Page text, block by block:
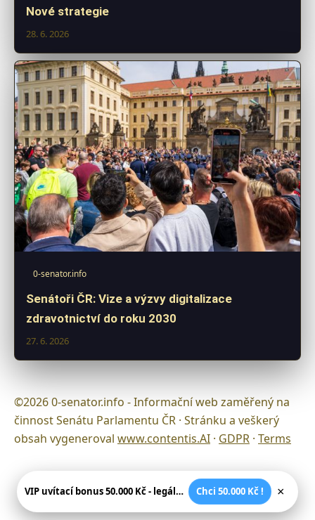
Nové strategie
28. 6. 2026
0-senator.info
Senátoři ČR: Vize a výzvy digitalizace
zdravotnictví do roku 2030
27. 6. 2026
©2026 0-senator.info - Informační web zaměřený na
činnost Senátu Parlamentu ČR · Stránku a veškerý
obsah vygeneroval www.contentis.AI · GDPR · Terms
VIP uvítací bonus 50.000 Kč - legální české kasíno Chci 50.000 Kč ! ×